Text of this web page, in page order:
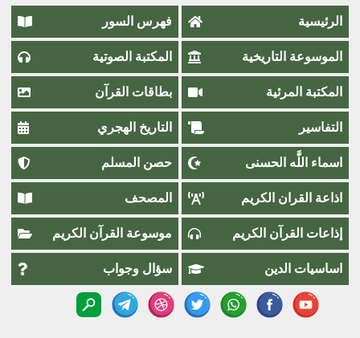
الرئيسية فهرس السور
الموسوعة التاريخية المكتبة الصوتية
المكتبة المرئية بطاقات القرآن
التفاسير التاريخ الهجري
اسماء اللَّٰه الحسنى حصن المسلم
اذاعة القران الكريم المصحف
إذاعات القرآن الكريم موسوعة القرآن الكريم
اساسيات الدين سؤال وجواب